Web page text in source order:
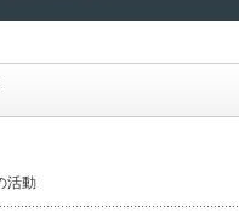
活動